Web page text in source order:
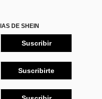
DE SHEIN
Suscribir
Suscribirte